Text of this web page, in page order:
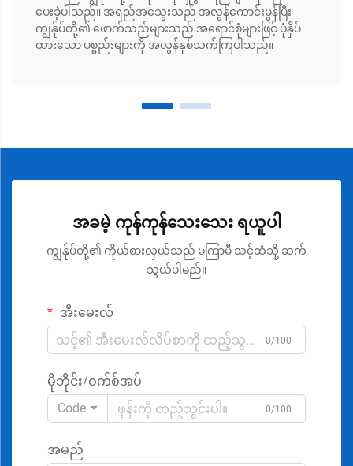
ပေးခဲ့ပါသည်။ အရည်အသွေးသည် အလွန်ကောင်းမွန်ပြီး
ကျွန်ုပ်တို့၏ ဖောက်သည်များသည် အရောင်စုံများဖြင့် ပုံနှိပ်
ထားသော ပစ္စည်းများကို အလွန်နှစ်သက်ကြပါသည်။
အခမဲ့ ကုန်ကုန်သေးသေး ရယူပါ
ကျွန်ုပ်တို့၏ ကိုယ်စားလှယ်သည် မကြာမီ သင့်ထံသို့ ဆက်
သွယ်ပါမည်။
အီးမေးလ်
0/100
မိုဘိုင်း/ဝက်စ်အပ်
Code
0/100
အမည်